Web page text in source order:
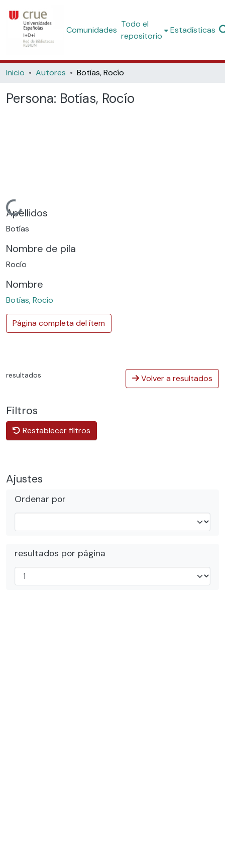
Comunidades
Todo el
repositorio
Estadísticas
Inicio Autores Botías, Rocío
Persona: Botías, Rocío
Cargando...
Apellidos
Botías
Nombre de pila
Rocío
Nombre
Botías, Rocío
Página completa del ítem
resultados Volver a resultados
Filtros
Restablecer filtros
Ajustes
Ordenar por
resultados por página